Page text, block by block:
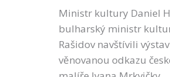
Ministr kultury Daniel
bulharský ministr
Rašidov navštívili
věnovanou odkazu